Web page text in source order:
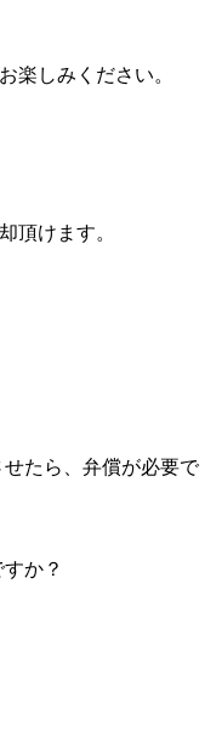
楽しみください。
頂けます。
たら、弁償が必要で
か？